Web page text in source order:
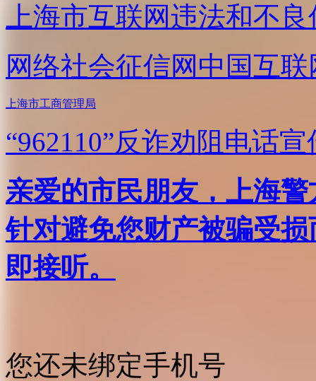
上海市互联网违法和不
网络社会征信网 中国互
上海市工商管理局
“962110”反诈劝阻电话宣
亲爱的市民朋友，上海
针对避免您财产被骗受
即接听。
您还未绑定手机号